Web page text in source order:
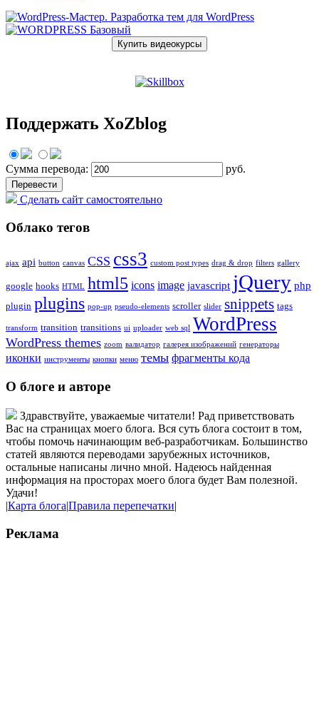
Купить видеокурсы
Поддержать XoZblog
Сумма перевода: руб.
Сделать сайт самостоятельно
Облако тегов
ajax api button canvas CSS css3 custom post types drag & drop filters gallery
google hooks HTML html5 icons image javascript jQuery php
plugin plugins pop-up pseudo-elements scroller slider snippets tags
transform transition transitions ui uploader web sql WordPress
WordPress themes zoom валидатор галерея изображений генераторы
иконки инструменты кнопки меню темы фрагменты кода
О блоге и авторе
Здравствуйте, уважаемые читатели! Рад приветствовать
Вас на страницах моего блога. Вся суть блога состоит в том,
чтобы помочь начинающим веб-разработчикам. Большинство
статей являются переводами зарубежных источников,
остальные написаны лично мной. Надеюсь найденная
информация на просторах моего блога будет Вам полезной.
Удачи!
|Карта блога|Правила перепечатки|
Реклама